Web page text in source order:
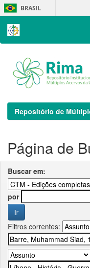
Skip
navigation
BRASIL
Repositório de
Página de
Buscar em:
por
Filtros correntes: